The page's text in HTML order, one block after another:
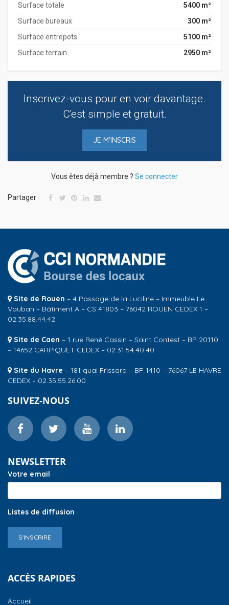
Surface totale
5400 m²
Surface bureaux
300 m²
Surface entrepots
5100 m²
Surface terrain
2950 m²
Inscrivez-vous pour en voir davantage.
C'est simple et gratuit.
JE M'INSCRIS
Vous êtes déjà membre ? Se connecter
Partager
Site de Rouen – 4 Passage de la Luciline – Immeuble Le
Vauban – Bâtiment A – CS 41803 – 76042 ROUEN CEDEX 1 –
02.35.88.44.42
Site de Caen – 1 rue René Cassin – Saint Contest – BP 20110
– 14652 CARPIQUET CEDEX – 02.31.54.40.40
Site du Havre – 181 quai Frissard – BP 1410 – 76067 LE HAVRE
CEDEX – 02.35.55.26.00
SUIVEZ-NOUS
NEWSLETTER
Votre email
Listes de diffusion
S'INSCRIRE
ACCÈS RAPIDES
Accueil